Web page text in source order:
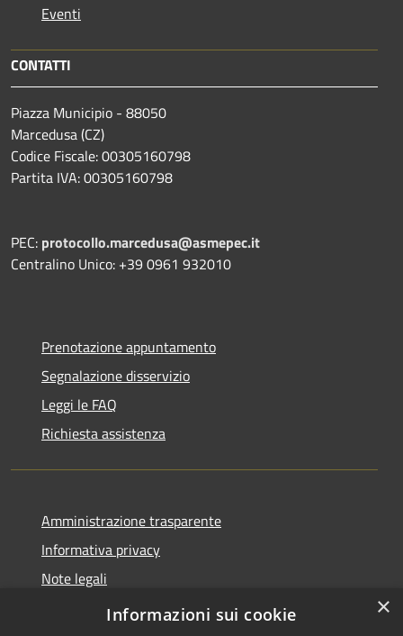
Eventi
CONTATTI
Piazza Municipio - 88050
Marcedusa (CZ)
Codice Fiscale: 00305160798
Partita IVA: 00305160798
PEC: protocollo.marcedusa@asmepec.it
Centralino Unico: +39 0961 932010
Prenotazione appuntamento
Segnalazione disservizio
Leggi le FAQ
Richiesta assistenza
Amministrazione trasparente
Informativa privacy
Note legali
Dichiarazione di accessibilità
×
Informazioni sui cookie